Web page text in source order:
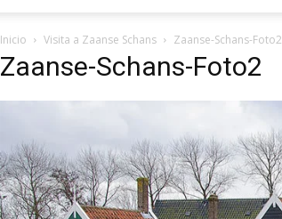
Inicio Visita a Zaanse Schans Zaanse-Schans-Foto2
Zaanse-Schans-Foto2